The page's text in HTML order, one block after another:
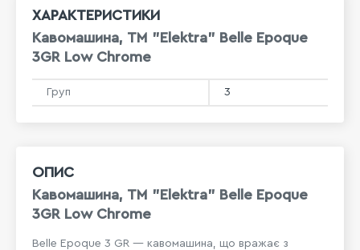
ОПИС
Кавомашина, ТМ "Elektra" Belle Epoque
3GR Low Chrome
Belle Epoque 3 GR — кавомашина, що вражає з
ХАРАКТЕРИСТИКИ
Кавомашина, ТМ "Elektra" Belle Epoque
3GR Low Chrome
Груп 3